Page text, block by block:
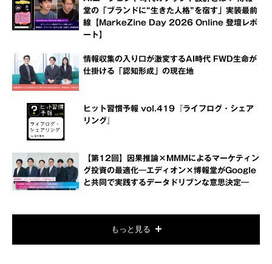
堂の「ブランドに“生きた人格”を宿す」実装最前
線【MarkeZine Day 2026 Online 登壇レポ
ート】
情報収集の入り口が激変するAI時代 FWD生命が
仕掛ける「認知形成」の現在地
ヒット習慣予報 vol.419『ライフログ・シェア
リング』
【第12回】因果推論×MMMによるマーケティン
グ投資の最適化―エディオン×博報堂がGoogle
と共同で実践するデータドリブンな意思決定―
もっと見る